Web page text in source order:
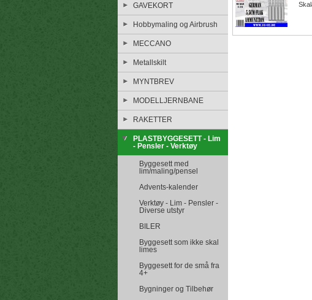
GAVEKORT
Hobbymaling og Airbrush
MECCANO
Metallskilt
MYNTBREV
MODELLJERNBANE
RAKETTER
PLASTBYGGESETT - Lim
- Pensler - Verktøy
Byggesett med
lim/maling/pensel
Advents-kalender
Verktøy - Lim - Pensler -
Diverse utstyr
BILER
Byggesett som ikke skal
limes
Byggesett for de små fra
4+
Bygninger og Tilbehør